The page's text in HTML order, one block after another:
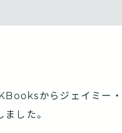
からジェイミー
ました。